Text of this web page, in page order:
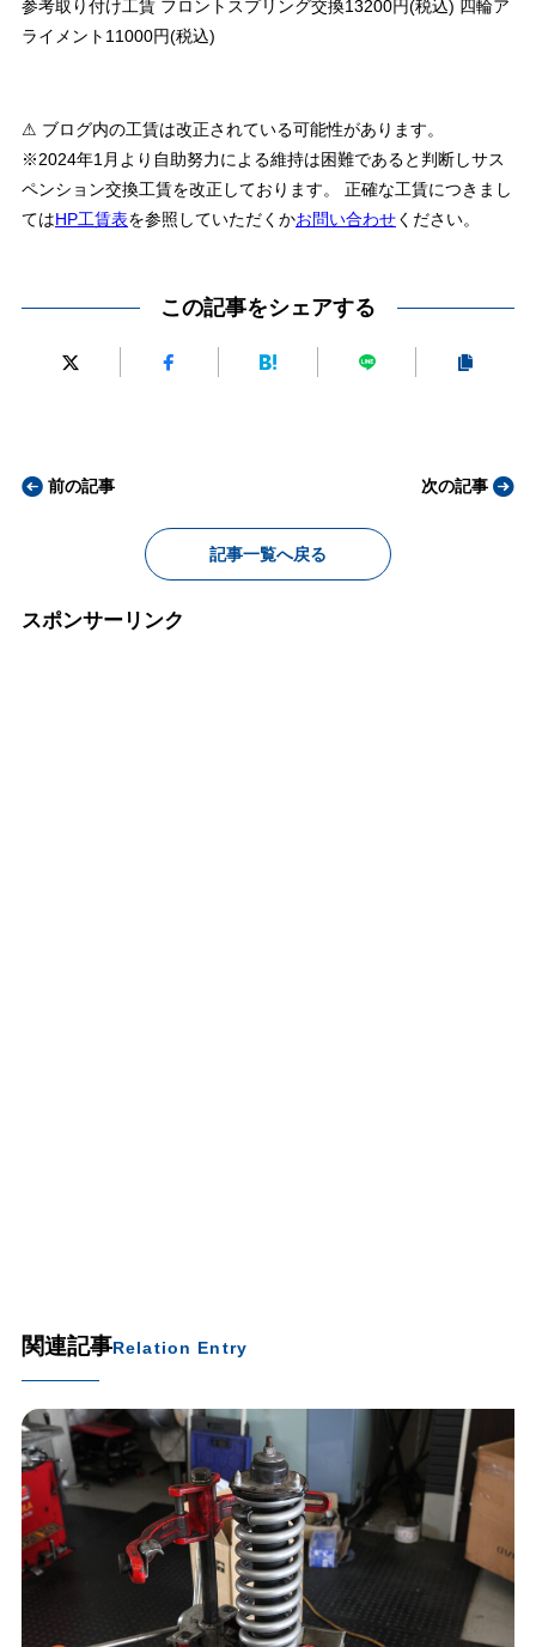
参考取り付け工賃 フロントスプリング交換13200円(税込) 四輪ア
ライメント11000円(税込)
⚠ ブログ内の工賃は改正されている可能性があります。
※2024年1月より自助努力による維持は困難であると判断しサス
ペンション交換工賃を改正しております。 正確な工賃につきまし
てはHP工賃表を参照していただくかお問い合わせください。
この記事をシェアする
前の記事
記事一覧へ戻る
次の記事
スポンサーリンク
関連記事Relation Entry